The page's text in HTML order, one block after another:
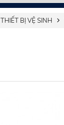
THIẾT BỊ VỆ SINH